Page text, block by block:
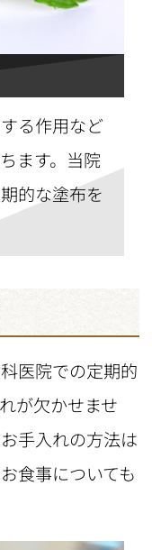
る作用など
ます。当院
的な塗布を
医院での定期的
が欠かせませ
手入れの方法は
食事についても